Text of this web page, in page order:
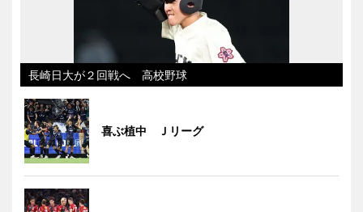
長崎日大が２回戦へ 高校野球
喜ぶ植中 Ｊリーグ